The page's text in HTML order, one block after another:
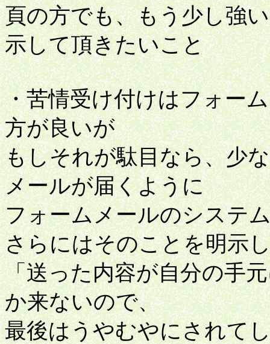
頁の方でも、もう少し強
示して頂きたいこと
・苦情受け付けはフォー
方が良いが
もしそれが駄目なら、少
メールが届くように
フォームメールのシステ
さらにはそのことを明示
「送った内容が自分の手
か来ないので、
最後はうやむやにされて